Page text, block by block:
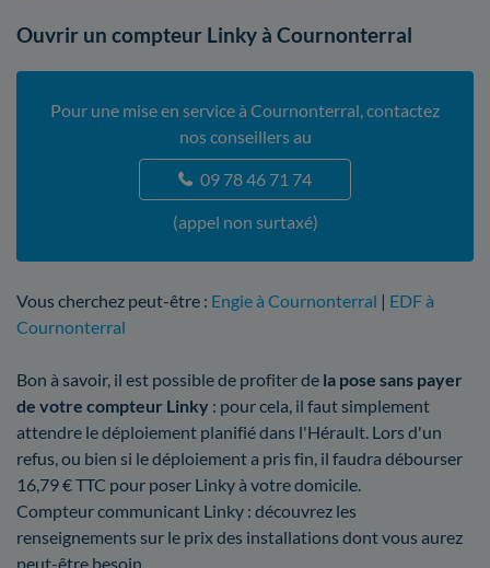
Ouvrir un compteur Linky à Cournonterral
Pour une mise en service à Cournonterral, contactez
nos conseillers au
09 78 46 71 74
(appel non surtaxé)
Vous cherchez peut-être : Engie à Cournonterral | EDF à
Cournonterral
Bon à savoir, il est possible de profiter de la pose sans payer
de votre compteur Linky : pour cela, il faut simplement
attendre le déploiement planifié dans l'Hérault. Lors d'un
refus, ou bien si le déploiement a pris fin, il faudra débourser
16,79 € TTC pour poser Linky à votre domicile.
Compteur communicant Linky : découvrez les
renseignements sur le prix des installations dont vous aurez
peut-être besoin.